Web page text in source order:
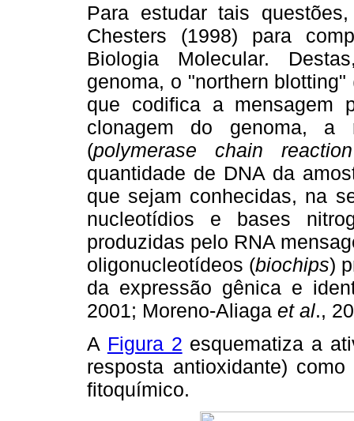
Para estudar tais
Chesters (1998) para
Biologia Molecular.
genoma, o "northern
que codifica a mensagem
clonagem do genoma, a
(polymerase chain reaction
quantidade de DNA da
que sejam conhecidas, na
nucleotídios e bases
produzidas pelo RNA
oligonucleotídeos (biochips)
da expressão gênica e
2001; Moreno-Aliaga et al.,
A Figura 2 esquematiza a
resposta antioxidante)
fitoquímico.